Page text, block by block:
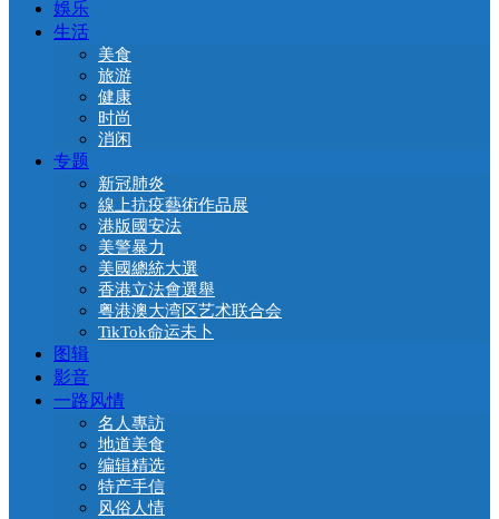
娛乐
生活
美食
旅游
健康
时尚
消闲
专题
新冠肺炎
線上抗疫藝術作品展
港版國安法
美警暴力
美國總統大選
香港立法會選舉
粤港澳大湾区艺术联合会
TikTok命运未卜
图辑
影音
一路风情
名人專訪
地道美食
编辑精选
特产手信
风俗人情